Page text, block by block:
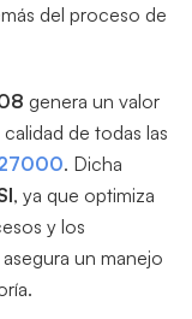
del proceso de
genera un valor
de todas las
. Dicha
, ya que optimiza
y los
un manejo